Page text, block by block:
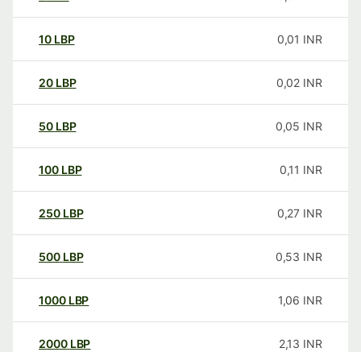
10 LBP 0,01 INR
20 LBP 0,02 INR
50 LBP 0,05 INR
100 LBP 0,11 INR
250 LBP 0,27 INR
500 LBP 0,53 INR
1000 LBP 1,06 INR
2000 LBP 2,13 INR